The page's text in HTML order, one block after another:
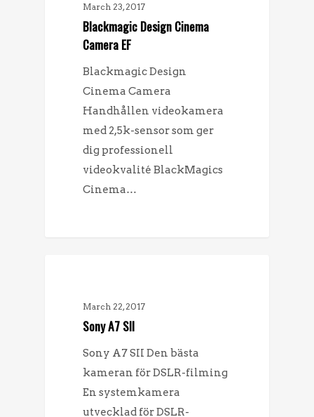
March 23, 2017
Blackmagic Design Cinema
Camera EF
Blackmagic Design
Cinema Camera
Handhållen videokamera
med 2,5k-sensor som ger
dig professionell
videokvalité BlackMagics
Cinema…
March 22, 2017
Sony A7 SII
Sony A7 SII Den bästa
kameran för DSLR-filming
En systemkamera
utvecklad för DSLR-